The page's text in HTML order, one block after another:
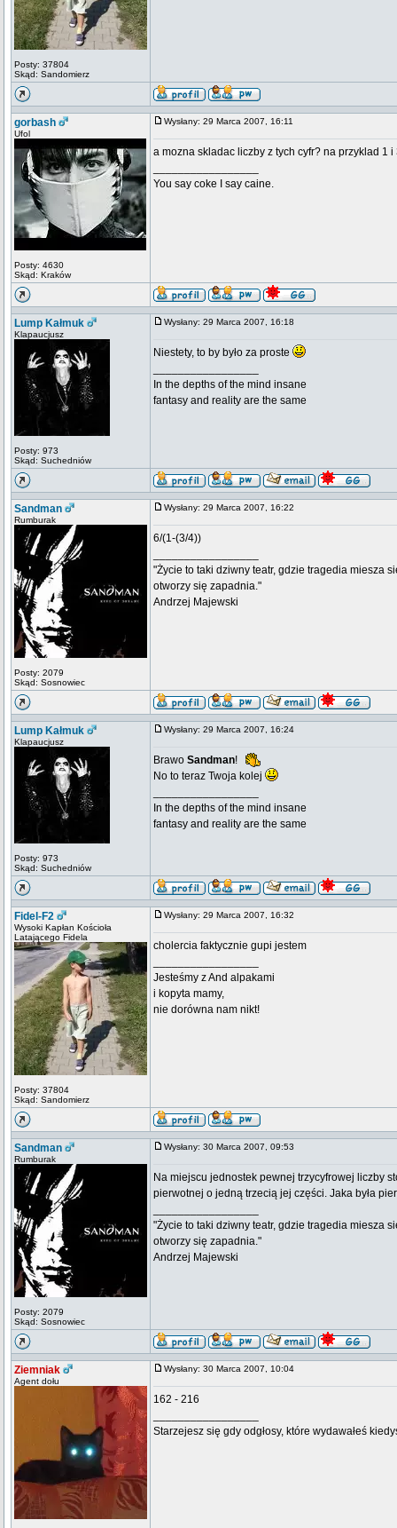
Posty: 37804
Skąd: Sandomierz
gorbash
Ufol
Posty: 4630
Skąd: Kraków
Wysłany: 29 Marca 2007, 16:11
a mozna skladac liczby z tych cyfr? na przyklad 1 i
You say coke I say caine.
Lump Kałmuk
Klapaucjusz
Posty: 973
Skąd: Suchedniów
Wysłany: 29 Marca 2007, 16:18
Niestety, to by było za proste
In the depths of the mind insane
fantasy and reality are the same
Sandman
Rumburak
Posty: 2079
Skąd: Sosnowiec
Wysłany: 29 Marca 2007, 16:22
6/(1-(3/4))
"Życie to taki dziwny teatr, gdzie tragedia miesza
otworzy się zapadnia."
Andrzej Majewski
Lump Kałmuk
Klapaucjusz
Posty: 973
Skąd: Suchedniów
Wysłany: 29 Marca 2007, 16:24
Brawo Sandman!
No to teraz Twoja kolej
In the depths of the mind insane
fantasy and reality are the same
Fidel-F2
Wysoki Kapłan Kościoła
Latającego Fidela
Posty: 37804
Skąd: Sandomierz
Wysłany: 29 Marca 2007, 16:32
cholercia faktycznie gupi jestem
Jesteśmy z And alpakami
i kopyta mamy,
nie dorówna nam nikt!
Sandman
Rumburak
Posty: 2079
Skąd: Sosnowiec
Wysłany: 30 Marca 2007, 09:53
Na miejscu jednostek pewnej trzycyfrowej liczby
pierwotnej o jedną trzecią jej części. Jaka była
"Życie to taki dziwny teatr, gdzie tragedia miesza
otworzy się zapadnia."
Andrzej Majewski
Ziemniak
Agent dołu
Wysłany: 30 Marca 2007, 10:04
162 - 216
Starzejesz się gdy odgłosy, które wydawałeś